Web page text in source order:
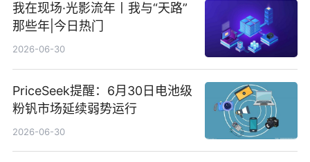
我在现场·光影流年丨我与“天路”
那些年|今日热门
2026-06-30
PriceSeek提醒：6月30日电池级
粉钒市场延续弱势运行
2026-06-30